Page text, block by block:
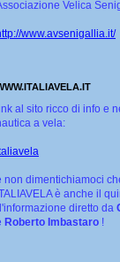
Velica
www.avsenigallia.it/
al sito ricco di info e
a vela:
non dimentichiamoci
è anche il
diretto da
Roberto Imbastaro !